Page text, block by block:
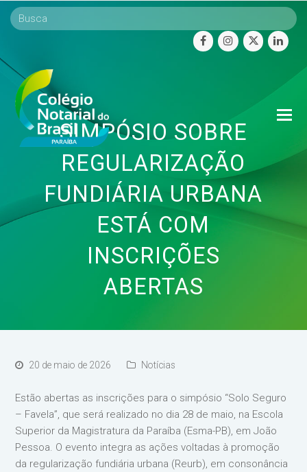
facebookinstagram
twitter
SIMPÓSIO SOBRE
REGULARIZAÇÃO
FUNDIÁRIA URBANA
ESTÁ COM
INSCRIÇÕES
ABERTAS
20 de maio de 2026 Notícias
Estão abertas as inscrições para o simpósio “Solo Seguro
– Favela”, que será realizado no dia 28 de maio, na Escola
Superior da Magistratura da Paraíba (Esma-PB), em João
Pessoa. O evento integra as ações voltadas à promoção
da regularização fundiária urbana (Reurb), em consonância